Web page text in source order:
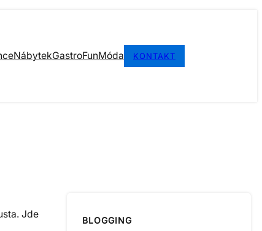
NábytekGastroFunMóda KONTAKT
Jde
BLOGGING